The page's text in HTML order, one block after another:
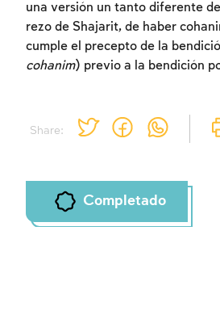
Share:
una versión un tanto diferente
rezo de Shajarit, de haber
cumple el precepto de la
cohanim) previo a la bendición
Completado